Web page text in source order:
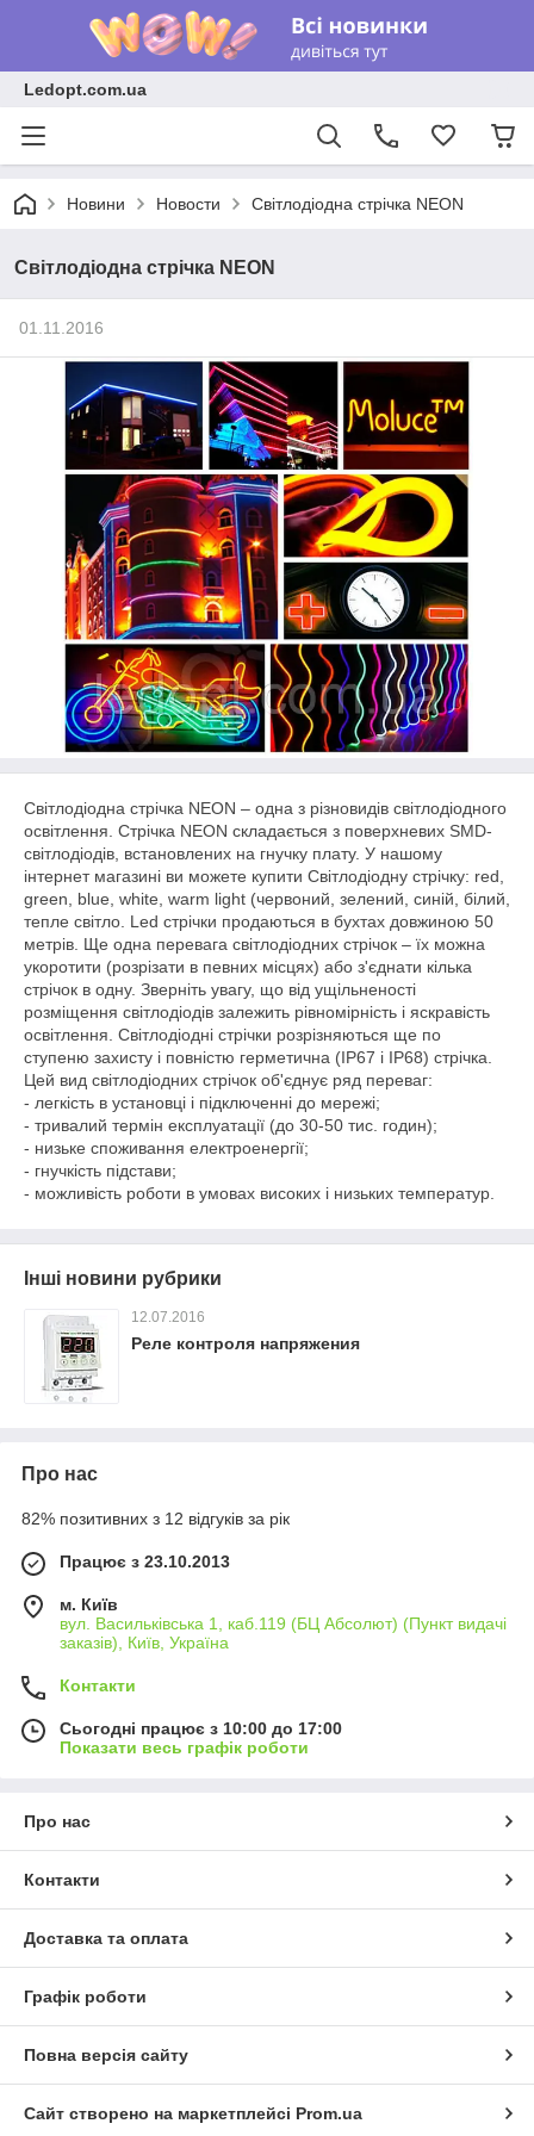
Ledopt.com.ua
Новини Новости Світлодіодна стрічка NEON
Світлодіодна стрічка NEON
01.11.2016
Світлодіодна стрічка NEON – одна з різновидів світлодіодного
освітлення. Стрічка NEON складається з поверхневих SMD-
світлодіодів, встановлених на гнучку плату. У нашому
інтернет магазині ви можете купити Світлодіодну стрічку: red,
green, blue, white, warm light (червоний, зелений, синій, білий,
тепле світло. Led стрічки продаються в бухтах довжиною 50
метрів. Ще одна перевага світлодіодних стрічок – їх можна
укоротити (розрізати в певних місцях) або з'єднати кілька
стрічок в одну. Зверніть увагу, що від ущільненості
розміщення світлодіодів залежить рівномірність і яскравість
освітлення. Світлодіодні стрічки розрізняються ще по
ступеню захисту і повністю герметична (IP67 і IP68) стрічка.
Цей вид світлодіодних стрічок об'єднує ряд переваг:
- легкість в установці і підключенні до мережі;
- тривалий термін експлуатації (до 30-50 тис. годин);
- низьке споживання електроенергії;
- гнучкість підстави;
- можливість роботи в умовах високих і низьких температур.
Інші новини рубрики
12.07.2016
Реле контроля напряжения
Про нас
82% позитивних з 12 відгуків за рік
Працює з 23.10.2013
м. Київ
вул. Васильківська 1, каб.119 (БЦ Абсолют) (Пункт видачі
заказів), Київ, Україна
Контакти
Сьогодні працює з 10:00 до 17:00
Показати весь графік роботи
Про нас
Контакти
Доставка та оплата
Графік роботи
Повна версія сайту
Сайт створено на маркетплейсі Prom.ua